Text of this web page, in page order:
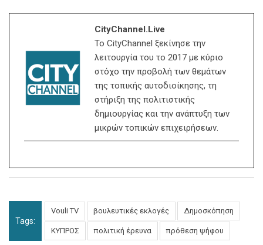
CityChannel.live
Το CityChannel ξεκίνησε την
λειτουργία του το 2017 με κύριο
στόχο την προβολή των θεμάτων
της τοπικής αυτοδιοίκησης, τη
στήριξη της πολιτιστικής
δημιουργίας και την ανάπτυξη των
μικρών τοπικών επιχειρήσεων.
Tags:
Vouli TV βουλευτικές εκλογές Δημοσκόπηση
ΚΥΠΡΟΣ πολιτική έρευνα πρόθεση ψήφου